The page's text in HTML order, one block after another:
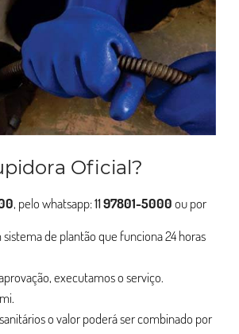
Oficial?
, pelo whatsapp:1197801-5000ou por
sistema de plantão que funciona 24 horas
executamos o serviço.
o valor poderá ser combinado por